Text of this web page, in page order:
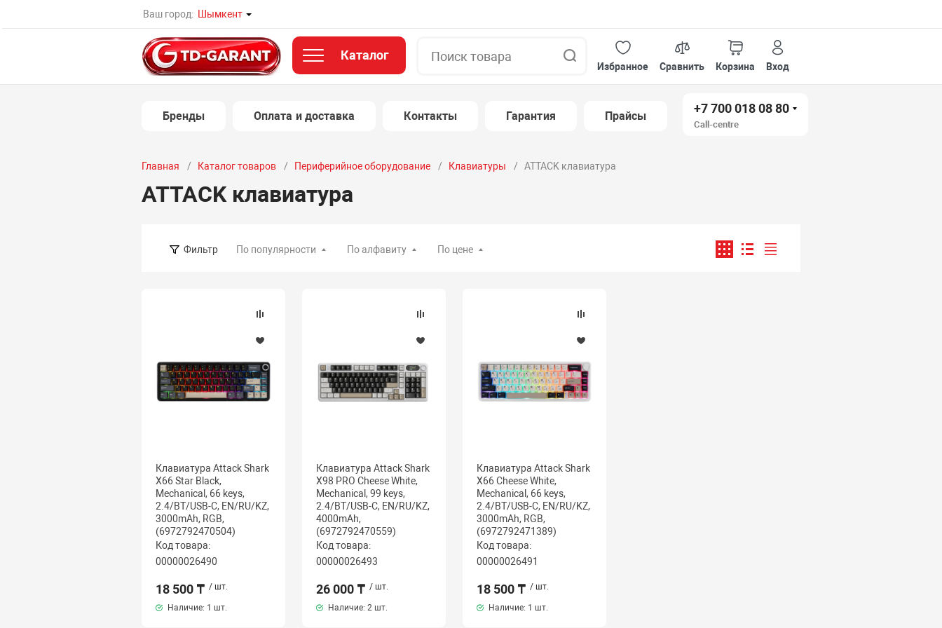
Ваш город: Шымкент
Каталог
Избранное
Сравнить Корзина Вход
Бренды Оплата и доставка Контакты Гарантия Прайсы
+7 700 018 08 80
Call-centre
Главная Каталог товаров Периферийное оборудование Клавиатуры ATTACK клавиатура
ATTACK клавиатура
Фильтр По популярности По алфавиту По цене
Клавиатура Attack Shark
X66 Star Black,
Mechanical, 66 keys,
2.4/BT/USB-C, EN/RU/KZ,
3000mAh, RGB,
(6972792470504)
Код товара:
00000026490
18 500 ₸ / шт.
Наличие: 1 шт.
Клавиатура Attack Shark
X98 PRO Cheese White,
Mechanical, 99 keys,
2.4/BT/USB-C, EN/RU/KZ,
4000mAh,
(6972792470559)
Код товара:
00000026493
26 000 ₸ / шт.
Наличие: 2 шт.
Клавиатура Attack Shark
X66 Cheese White,
Mechanical, 66 keys,
2.4/BT/USB-C, EN/RU/KZ,
3000mAh, RGB,
(6972792471389)
Код товара:
00000026491
18 500 ₸ / шт.
Наличие: 1 шт.